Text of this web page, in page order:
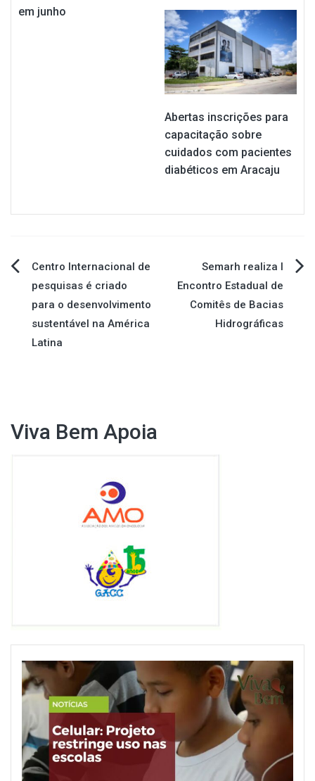
em junho
Abertas inscrições para
capacitação sobre
cuidados com pacientes
diabéticos em Aracaju
Navegação
de
Post
Centro Internacional de
pesquisas é criado
para o desenvolvimento
sustentável na América
Latina
Semarh realiza I
Encontro Estadual de
Comitês de Bacias
Hidrográficas
Viva Bem Apoia